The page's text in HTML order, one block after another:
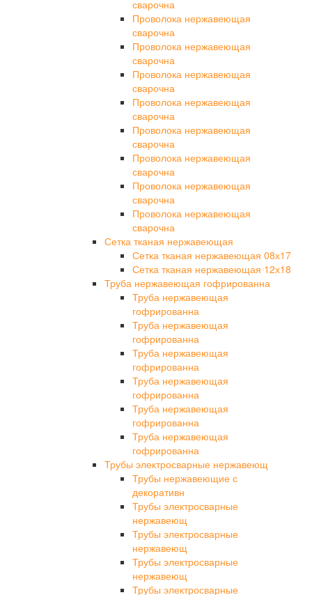
сварочна
Проволока нержавеющая
сварочна
Проволока нержавеющая
сварочна
Проволока нержавеющая
сварочна
Проволока нержавеющая
сварочна
Проволока нержавеющая
сварочна
Проволока нержавеющая
сварочна
Проволока нержавеющая
сварочна
Проволока нержавеющая
сварочна
Сетка тканая нержавеющая
Сетка тканая нержавеющая 08х17
Сетка тканая нержавеющая 12х18
Труба нержавеющая гофрированна
Труба нержавеющая
гофрированна
Труба нержавеющая
гофрированна
Труба нержавеющая
гофрированна
Труба нержавеющая
гофрированна
Труба нержавеющая
гофрированна
Труба нержавеющая
гофрированна
Трубы электросварные нержавеющ
Трубы нержавеющие с
декоративн
Трубы электросварные
нержавеющ
Трубы электросварные
нержавеющ
Трубы электросварные
нержавеющ
Трубы электросварные